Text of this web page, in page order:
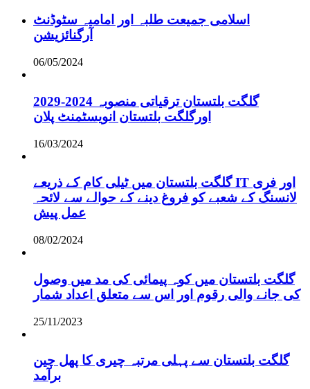
اسلامی جمیعت طلبہ اور امامیہ سٹوڈنٹ
آرگنائزیشن
06/05/2024
گلگت بلتستان ترقیاتی منصوبہ 2024-2029
اورگلگت بلتستان انویسٹمنٹ پلان
16/03/2024
گلگت بلتستان میں ٹیلی کام کے ذریعے IT اور فری
لانسنگ کے شعبے کو فروغ دینے کے حوالے سے لائحہ
عمل پیش
08/02/2024
گلگت بلتستان میں کوہ پیمائی کی مد میں وصول
کی جانے والی رقوم اور اس سے متعلق اعداد شمار
25/11/2023
گلگت بلتستان سے پہلی مرتبہ چیری کا پھل چین
برآمد